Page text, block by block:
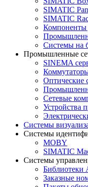
SIMATIC
SIMATIC
Компоненты
Системы на
Промышленные
SINEMA
Оптические
Сетевые
Устройства
Системы
Системы
MOBY
SIMATIC
Системы
Библиотеки
Заказные